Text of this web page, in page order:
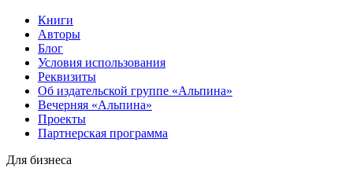
Книги
Авторы
Блог
Условия использования
Реквизиты
Об издательской группе «Альпина»
Вечерняя «Альпина»
Проекты
Партнерская программа
Для бизнеса